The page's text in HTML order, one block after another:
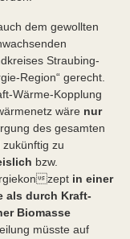
dem gewollten
Straubing-
Region“ gerecht.
Wärme-Kopplung
wäre nur
des gesamten
zu
bzw.
zept in einer
als durch Kraft-
Biomasse
müsste auf